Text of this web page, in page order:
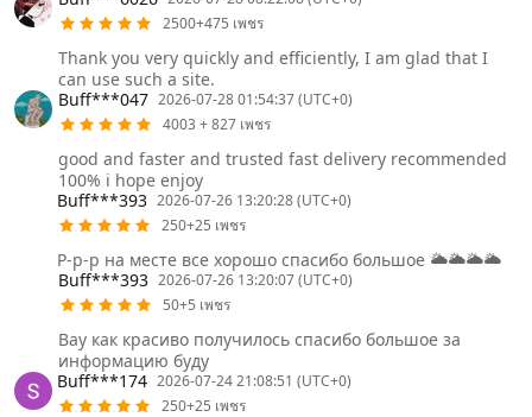
2500+475 เพชร
Thank you very quickly and efficiently, I am glad that I
can use such a site.
Buff***047 2026-07-28 01:54:37 (UTC+0)
4003 + 827 เพชร
good and faster and trusted fast delivery recommended
100% i hope enjoy
Buff***393 2026-07-26 13:20:28 (UTC+0)
250+25 เพชร
Р-р-р на месте все хорошо спасибо большое 🌥️🌥️🌥️🌥️
Buff***393 2026-07-26 13:20:07 (UTC+0)
50+5 เพชร
Вау как красиво получилось спасибо большое за
информацию буду
Buff***174 2026-07-24 21:08:51 (UTC+0)
250+25 เพชร